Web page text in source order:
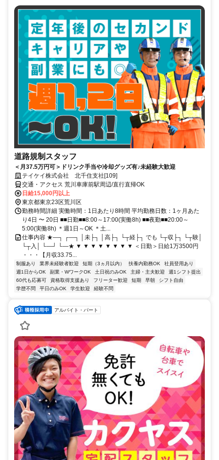
道路規制スタッフ
＜月37.5万円可＞ドリンク手当や冷却グッズ有♪未経験大歓迎
テイケイ株式会社 北千住支社[109]
交通・アクセス 荒川車庫前駅周辺/直行直帰OK
日給15,000円以上
東京都東京23区荒川区
勤務時間詳細 実働時間：1日あたり8時間 平均勤務日数：1ヶ月あた
り4日 〜 20日 ■■日勤■■8:00～17:00(実働8h) ■■夜勤■■20:00～
5:00(実働8h) ＊週1日～OK ＊土...
仕事内容 ★―┐ ┌―┐ │未├┐ │高├┐ └┬経├┐ でも └┬収├┐ └┬験│
└┬入│ └―┘ └―★ ▼ ▼ ▼ ▼ ▼ ▼ ▼ ▼ ＜日勤＞日給1万3500円
・・・【月収33.75...
制服あり 業界未経験者歓迎 短期（3ヵ月以内） 扶養内勤務OK
社員登用あり
週1日からOK
副業・WワークOK 土日祝のみOK 主婦・主夫歓迎
週1シフト提出
60代も応募可
資格取得支援あり フリーター歓迎 短期 早朝
シフト自由
学歴不問
平日のみOK 学生歓迎 経験不問
アルバイト・パート